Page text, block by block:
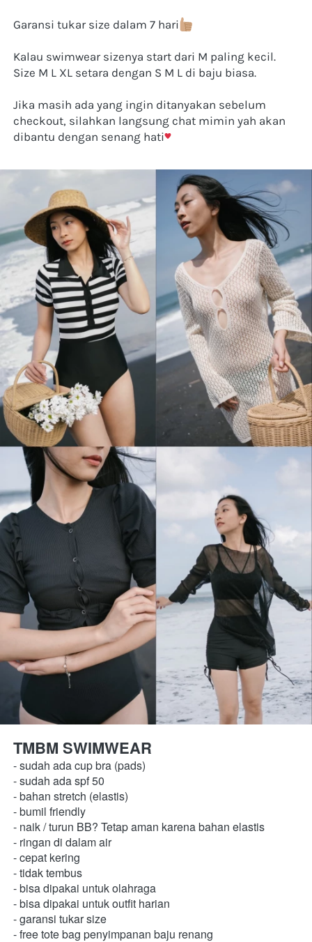
Garansi tukar size dalam 7 hari
Kalau swimwear sizenya start dari M paling kecil.
Size M L XL setara dengan S M L di baju biasa.
Jika masih ada yang ingin ditanyakan sebelum
checkout, silahkan langsung chat mimin yah akan
dibantu dengan senang hati
TMBM SWIMWEAR
- sudah ada cup bra (pads)
- sudah ada spf 50
- bahan stretch (elastis)
- bumil friendly
- naik / turun BB? Tetap aman karena bahan elastis
- ringan di dalam air
- cepat kering
- tidak tembus
- bisa dipakai untuk olahraga
- bisa dipakai untuk outfit harian
- garansi tukar size
- free tote bag penyimpanan baju renang